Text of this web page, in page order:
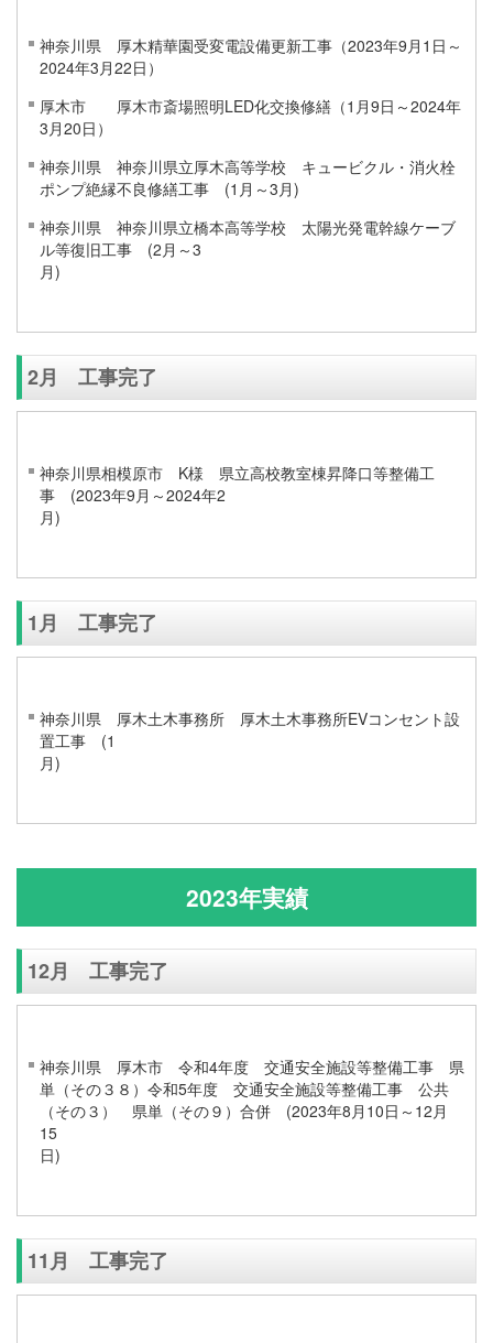
神奈川県 厚木精華園受変電設備更新工事（2023年9月1日～
2024年3月22日）
厚木市 厚木市斎場照明LED化交換修繕（1月9日～2024年
3月20日）
神奈川県 神奈川県立厚木高等学校 キュービクル・消火栓
ポンプ絶縁不良修繕工事 (1月～3月)
神奈川県 神奈川県立橋本高等学校 太陽光発電幹線ケーブ
ル等復旧工事 (2月～3
2月 工事完了
神奈川県相模原市 K様 県立高校教室棟昇降口等整備工
事 (2023年9月～2024年2
1月 工事完了
神奈川県 厚木土木事務所 厚木土木事務所EVコンセント設
置工事 (1
2023年実績
12月 工事完了
神奈川県 厚木市 令和4年度 交通安全施設等整備工事 県
単（その３８）令和5年度 交通安全施設等整備工事 公共
（その３） 県単（その９）合併 (2023年8月10日～12月
15
11月 工事完了